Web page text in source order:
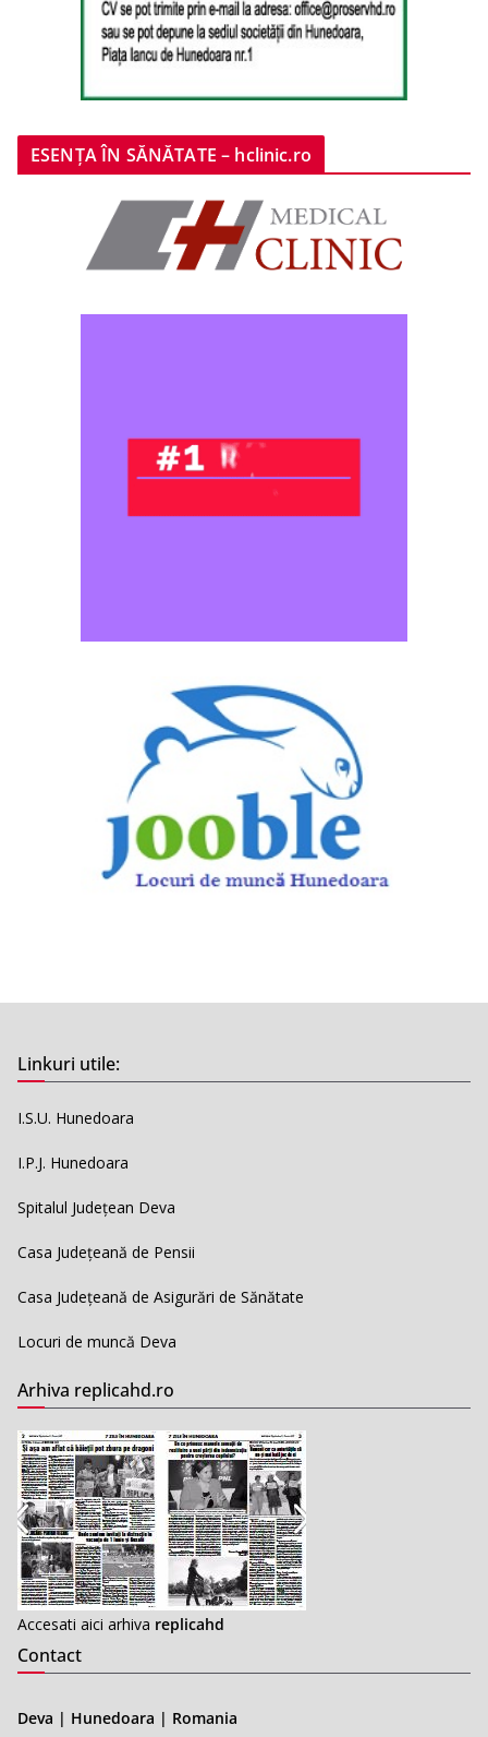
ESENȚA ÎN SĂNĂTATE – hclinic.ro
Linkuri utile:
I.S.U. Hunedoara
I.P.J. Hunedoara
Spitalul Județean Deva
Casa Județeană de Pensii
Casa Județeană de Asigurări de Sănătate
Locuri de muncă Deva
Arhiva replicahd.ro
Accesati aici arhiva replicahd
Contact
Deva | Hunedoara | Romania